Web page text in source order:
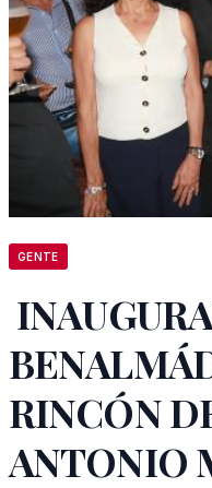
GENTE
RINCÓN
ANTONIO